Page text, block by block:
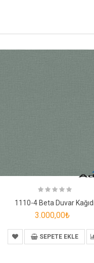
1110-4 Beta Duvar
3.000,00₺
SEPETE EKLE